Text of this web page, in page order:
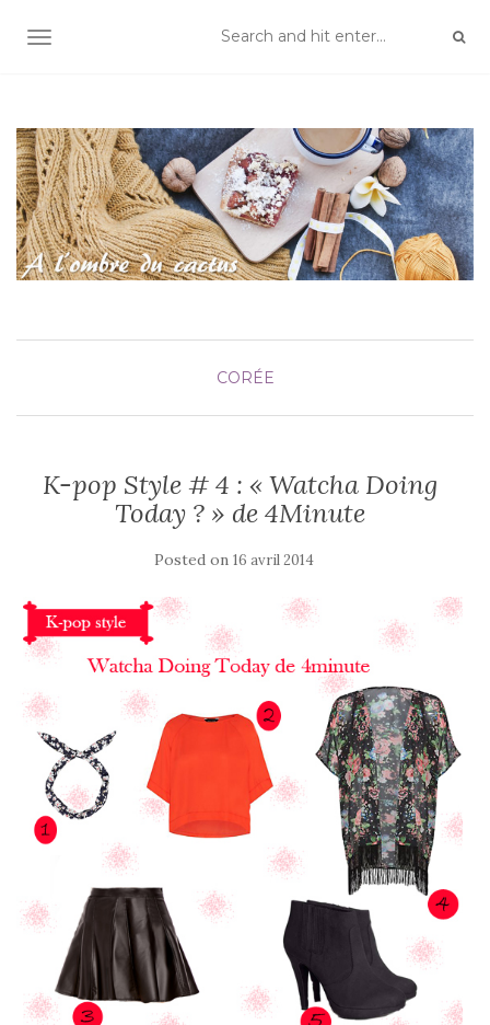
TOGGLE NAVIGATION
CORÉE
K-pop Style # 4 : « Watcha Doing
Today ? » de 4Minute
Posted on 16 avril 2014